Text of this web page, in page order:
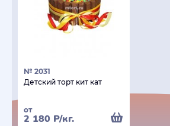
№ 2031
Детский торт кит кат
от
2 180 Р/кг.